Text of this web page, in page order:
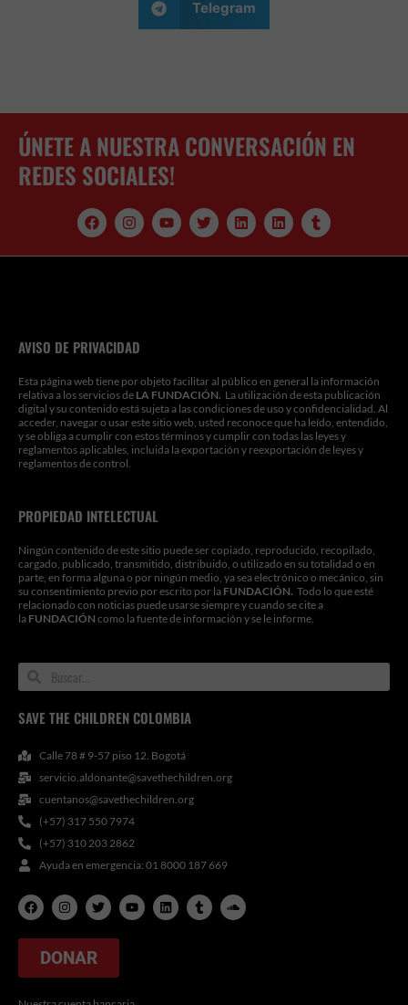
Telegram
ÚNETE A NUESTRA CONVERSACIÓN EN
REDES SOCIALES!
F
a
c
e
I
n
s
t
Y
o
u
t
T
w
i
t
L
i
n
k
L
i
n
k
T
u
m
b
AVISO DE PRIVACIDAD
Esta página web tiene por objeto facilitar al público en general la información
relativa a los servicios de LA FUNDACIÓN. La utilización de esta publicación
digital y su contenido está sujeta a las condiciones de uso y confidencialidad. Al
acceder, navegar o usar este sitio web, usted reconoce que ha leído, entendido,
y se obliga a cumplir con estos términos y cumplir con todas las leyes y
reglamentos aplicables, incluida la exportación y reexportación de leyes y
reglamentos de control.
PROPIEDAD INTELECTUAL
Ningún contenido de este sitio puede ser copiado, reproducido, recopilado,
cargado, publicado, transmitido, distribuido, o utilizado en su totalidad o en
parte, en forma alguna o por ningún medio, ya sea electrónico o mecánico, sin
su consentimiento previo por escrito por la FUNDACIÓN. Todo lo que esté
relacionado con noticias puede usarse siempre y cuando se cite a
la FUNDACIÓN como la fuente de información y se le informe.
SearchSearch
SAVE THE CHILDREN COLOMBIA
Calle 78 # 9-57 piso 12. Bogotá
servicio.aldonante@savethechildren.org
cuentanos@savethechildren.org
(+57) 317 550 7974
(+57) 310 203 2862
Ayuda en emergencia: 01 8000 187 669
F
a
c
e
o
I
n
s
t
a
g
r
m
T
w
i
t
e
r
Y
o
u
L
i
n
T
u
m
S
o
u
DONAR